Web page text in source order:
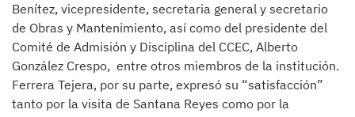
Benítez, vicepresidente, secretaria general y secretario
de Obras y Mantenimiento, así como del presidente del
Comité de Admisión y Disciplina del CCEC, Alberto
González Crespo, entre otros miembros de la institución.
Ferrera Tejera, por su parte, expresó su “satisfacción”
tanto por la visita de Santana Reyes como por la